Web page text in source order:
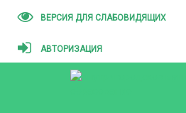
ВЕРСИЯ ДЛЯ СЛАБОВИДЯЩИХ
АВТОРИЗАЦИЯ